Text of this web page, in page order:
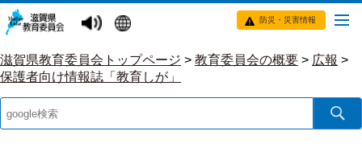
防災・災害情報
滋賀県教育委員会トップページ > 教育委員会の概要 > 広報 >
保護者向け情報誌「教育しが」